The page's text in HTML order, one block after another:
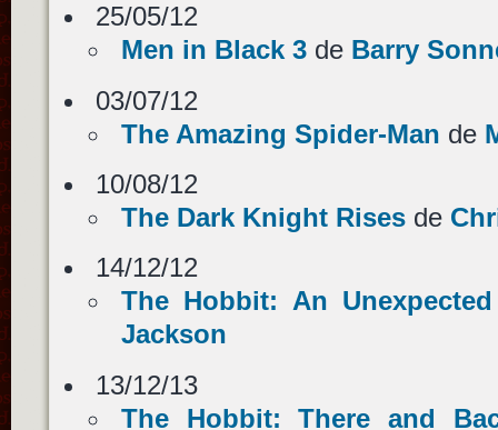
25/05/12
Men in Black 3de Barry
03/07/12
The Amazing Spider-Man de
10/08/12
The Dark Knight Risesde
14/12/12
The Hobbit: An
Jackson
13/12/13
The Hobbit: There and